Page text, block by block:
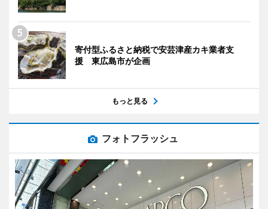
寄付型ふるさと納税で安芸津産カキ業者支
援 東広島市が企画
もっと見る
フォトフラッシュ